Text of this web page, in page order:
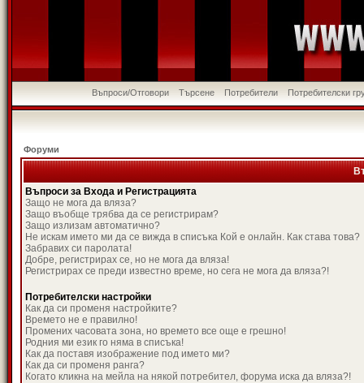
Въпроси/Отговори Търсене Потребители Потребителски
Форуми
Въпроси за Входа и Регистрацията
Защо не мога да вляза?
Защо въобще трябва да се регистрирам?
Защо излизам автоматично?
Не искам името ми да се вижда в списъка Кой е онлайн. Как става това?
Забравих си паролата!
Добре, регистрирах се, но не мога да вляза!
Регистрирах се преди известно време, но сега не мога да вляза?!
Потребителски настройки
Как да си променя настройките?
Времето не е правилно!
Промених часовата зона, но времето все още е грешно!
Родния ми език го няма в списъка!
Как да поставя изображение под името ми?
Как да си променя ранга?
Когато кликна на мейла на някой потребител, форума иска да вляза?!